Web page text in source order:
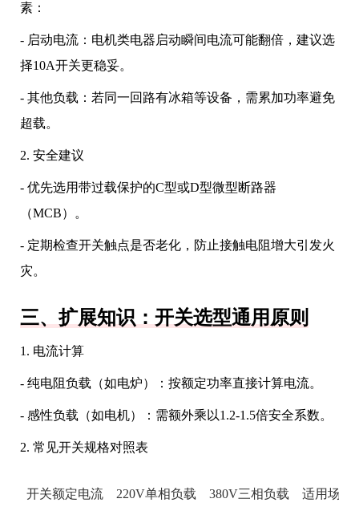
素：
- 启动电流：电机类电器启动瞬间电流可能翻倍，建议选
择10A开关更稳妥。
- 其他负载：若同一回路有冰箱等设备，需累加功率避免
超载。
2. 安全建议
- 优先选用带过载保护的C型或D型微型断路器
（MCB）。
- 定期检查开关触点是否老化，防止接触电阻增大引发火
灾。
三、扩展知识：开关选型通用原则
1. 电流计算
- 纯电阻负载（如电炉）：按额定功率直接计算电流。
- 感性负载（如电机）：需额外乘以1.2-1.5倍安全系数。
2. 常见开关规格对照表
开关额定电流 220V单相负载 380V三相负载 适用场景